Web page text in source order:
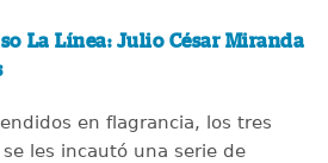
La Línea: Julio César Miranda
en flagrancia, los tres
les incautó una serie de